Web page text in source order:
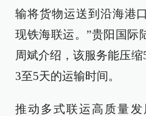
输将货物运送到沿海港
现铁海联运。”贵阳国际
周斌介绍，该服务能压
3至5天的运输时间。
推动多式联运高质量